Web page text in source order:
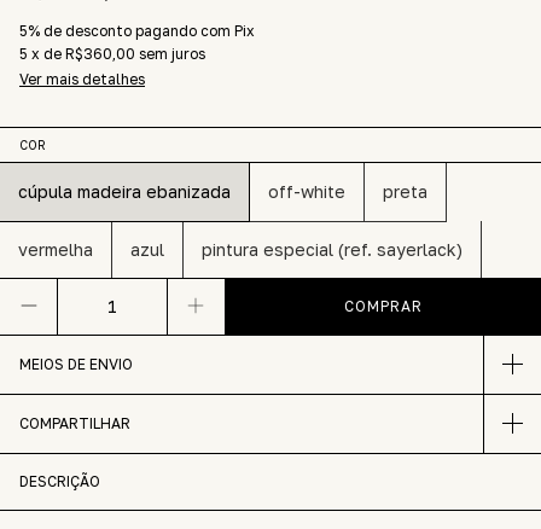
5% de desconto pagando com Pix
5 x de R$360,00 sem juros
Ver mais detalhes
COR
cúpula madeira ebanizada off-white preta
vermelha azul pintura especial (ref. sayerlack)
MEIOS DE ENVIO
COMPARTILHAR
DESCRIÇÃO